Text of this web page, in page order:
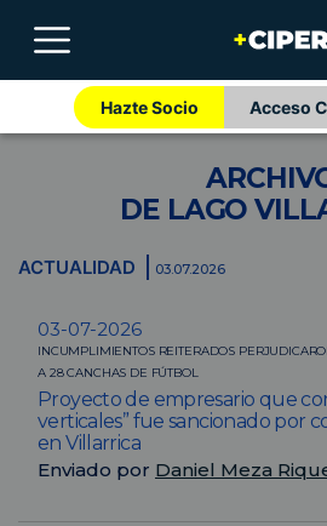
Hazte Socio Acceso
DE LAGO
ACTUALIDAD 03.07.2026
03-07-2026
INCUMPLIMIENTOS REITERADOS
A 28 CANCHAS DE FÚTBOL
Proyecto de empresario que
verticales” fue sancionado por
en Villarrica
Enviado por Daniel Meza